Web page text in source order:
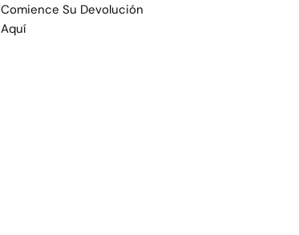
Comience Su Devolución
Aquí